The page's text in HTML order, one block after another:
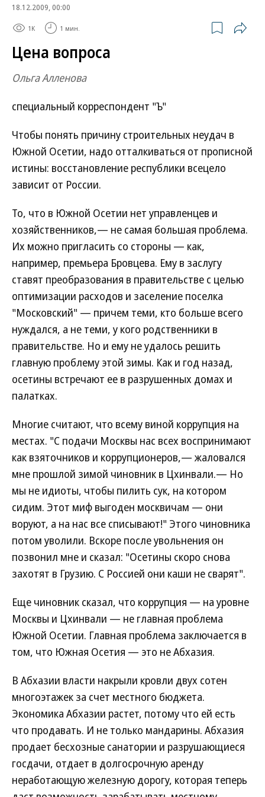
18.12.2009, 00:00
1K 1 мин.
Цена вопроса
Ольга Алленова
специальный корреспондент "Ъ"
Чтобы понять причину строительных неудач в
Южной Осетии, надо отталкиваться от прописной
истины: восстановление республики всецело
зависит от России.
То, что в Южной Осетии нет управленцев и
хозяйственников,— не самая большая проблема.
Их можно пригласить со стороны — как,
например, премьера Бровцева. Ему в заслугу
ставят преобразования в правительстве c целью
оптимизации расходов и заселение поселка
"Московский" — причем теми, кто больше всего
нуждался, а не теми, у кого родственники в
правительстве. Но и ему не удалось решить
главную проблему этой зимы. Как и год назад,
осетины встречают ее в разрушенных домах и
палатках.
Многие считают, что всему виной коррупция на
местах. "С подачи Москвы нас всех воспринимают
как взяточников и коррупционеров,— жаловался
мне прошлой зимой чиновник в Цхинвали.— Но
мы не идиоты, чтобы пилить сук, на котором
сидим. Этот миф выгоден москвичам — они
воруют, а на нас все списывают!" Этого чиновника
потом уволили. Вскоре после увольнения он
позвонил мне и сказал: "Осетины скоро снова
захотят в Грузию. С Россией они каши не сварят".
Еще чиновник сказал, что коррупция — на уровне
Москвы и Цхинвали — не главная проблема
Южной Осетии. Главная проблема заключается в
том, что Южная Осетия — это не Абхазия.
В Абхазии власти накрыли кровли двух сотен
многоэтажек за счет местного бюджета.
Экономика Абхазии растет, потому что ей есть
что продавать. И не только мандарины. Абхазия
продает бесхозные санатории и разрушающиеся
госдачи, отдает в долгосрочную аренду
неработающую железную дорогу, которая теперь